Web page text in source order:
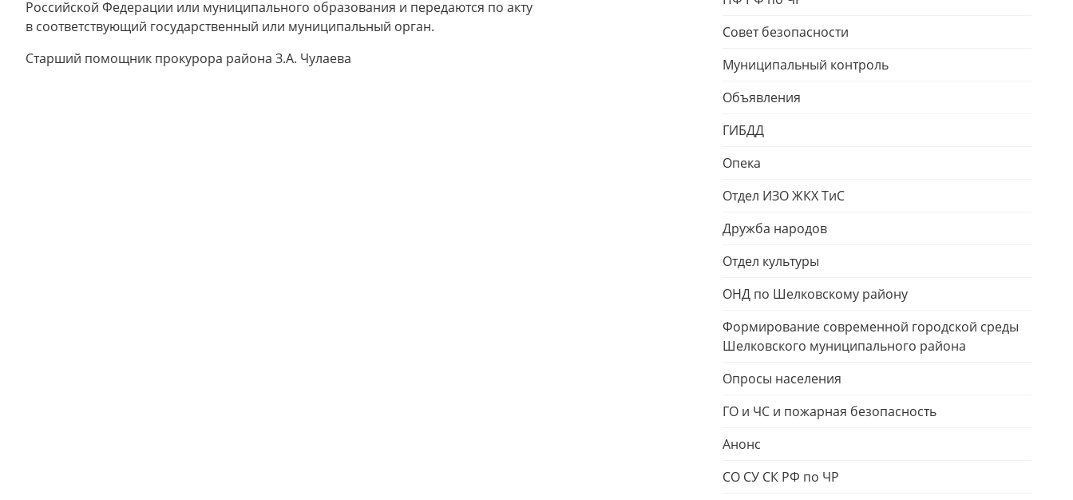
Российской Федерации или муниципального образования и передаются по акту
в соответствующий государственный или муниципальный орган.
Старший помощник прокурора района З.А. Чулаева
Совет безопасности
Муниципальный контроль
Объявления
ГИБДД
Опека
Отдел ИЗО ЖКХ ТиС
Дружба народов
Отдел культуры
ОНД по Шелковскому району
Формирование современной городской среды
Шелковского муниципального района
Опросы населения
ГО и ЧС и пожарная безопасность
Анонс
СО СУ СК РФ по ЧР